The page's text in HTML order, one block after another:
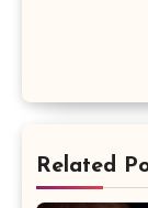
Related